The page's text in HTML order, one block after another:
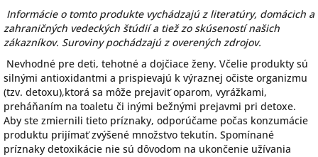
Informácie o tomto produkte vychádzajú z literatúry, domácich a
zahraničných vedeckých štúdií a tiež zo skúseností našich
zákazníkov. Suroviny pochádzajú z overených zdrojov.
Nevhodné pre deti, tehotné a dojčiace ženy. Včelie produkty sú
silnými antioxidantmi a prispievajú k výraznej očiste organizmu
(tzv. detoxu),ktorá sa môže prejaviť oparom, vyrážkami,
preháňaním na toaletu či inými bežnými prejavmi pri detoxe.
Aby ste zmiernili tieto príznaky, odporúčame počas konzumácie
produktu prijímať zvýšené množstvo tekutín. Spomínané
príznaky detoxikácie nie sú dôvodom na ukončenie užívania